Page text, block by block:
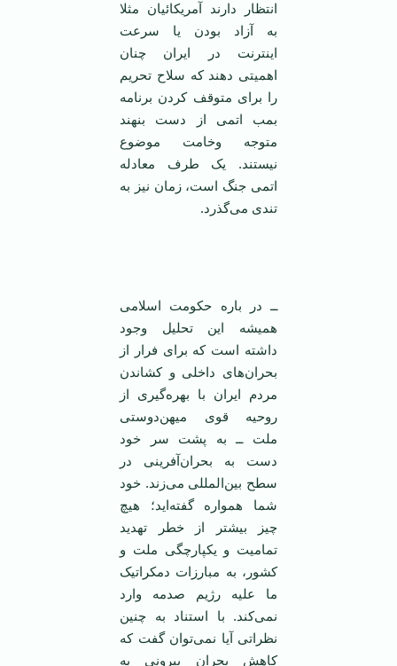
انتظار دارند آمریکائیان مثلا
به آزاد بودن یا سرعت
اینترنت در ایران چنان
اهمیتی دهند که سلاح تحریم
را برای متوقف کردن برنامه
بمب اتمی ‌از دست بنهند
متوجه وخامت موضوع
نیستند. یک طرف معادله
اتمی ‌جنگ است، زمان نیز به
تندی می‌گذرد.
ــ در باره حکومت اسلامی‌
همیشه این تحلیل وجود
داشته است که برای فرار از
بحران‌های داخلی و کشاندن
مردم ایران با بهره‌گیری از
روحیه قوی میهن‌دوستی
ملت ــ به پشت سر خود
دست به بحران‌آفرینی در
سطح بین‌المللی می‌زند. خود
شما همواره گفته‌اید؛ هیچ
چیز بیشتر از خطر تهدید
تمامیت و یکپارچگی ملت و
کشور، به مبارزات دمکراتیک
ما علیه رژیم صدمه وارد
نمی‌کند. با استناد به چنین
نظراتی آیا نمی‌توان گفت که
کاهش بحران بیرونی به